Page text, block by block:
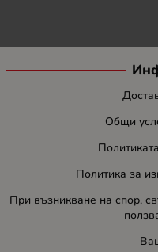
Общи
Политика за
При възникване на спор,